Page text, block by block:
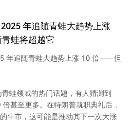
年追随青蛙大趋势上涨
蛙将超越它
年追随青蛙大趋势上涨 10 倍——但
蛙领域的热门话题，有人猜测到
甚至更多。在特朗普就职典礼后，
牛市，这可能是推动其下一次大涨